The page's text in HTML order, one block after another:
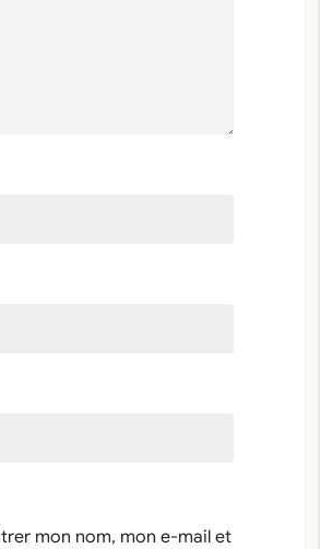
mon nom, mon e-mail et